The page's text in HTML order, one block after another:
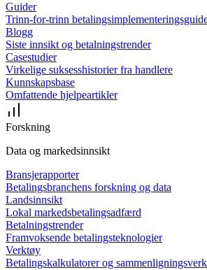
Guider
Trinn-for-trinn
Blogg
Siste innsikt og betalningstrender
Casestudier
Virkelige suksesshistorier fra handlere
Kunnskapsbase
Omfattende hjelpeartikler
Forskning
Data og markedsinnsikt
Bransjerapporter
Betalingsbranchens forskning og data
Landsinnsikt
Lokal markedsbetalingsadfærd
Betalningstrender
Framvoksende betalingsteknologier
Verktøy
Betalingskalkulatorer og